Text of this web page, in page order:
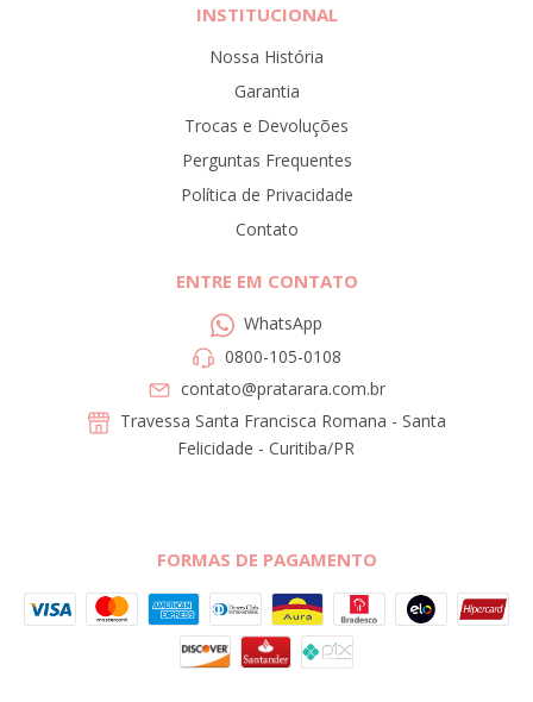
INSTITUCIONAL
Nossa História
Garantia
Trocas e Devoluções
Perguntas Frequentes
Política de Privacidade
Contato
ENTRE EM CONTATO
WhatsApp
0800-105-0108
contato@pratarara.com.br
Travessa Santa Francisca Romana - Santa
Felicidade - Curitiba/PR
FORMAS DE PAGAMENTO